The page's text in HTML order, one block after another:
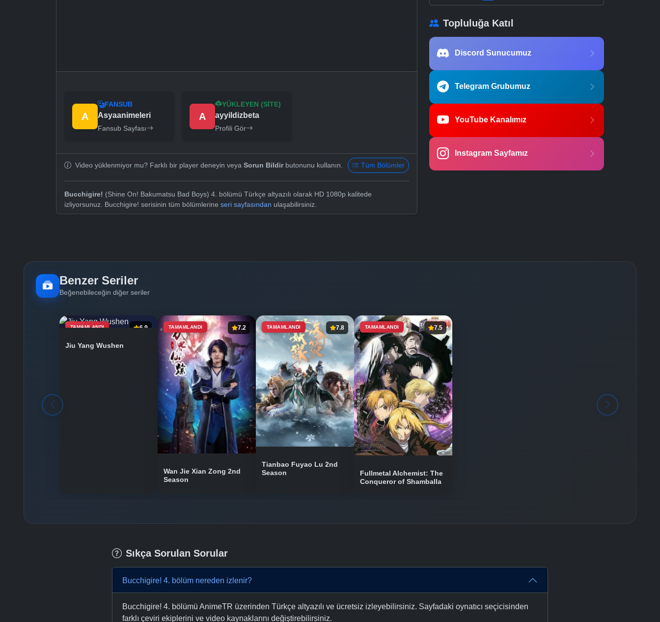
A
FANSUB
Asyaanimeleri
Fansub Sayfası
A
YÜKLEYEN (SITE)
ayyildizbeta
Profili Gör
Video yüklenmiyor mu? Farklı bir player deneyin veya Sorun Bildirbutonunu kullanın. Tüm Bölümler
Bucchigire! (Shine On! Bakumatsu Bad Boys) 4. bölümü Türkçe altyazılı olarak HD 1080p kalitede
izliyorsunuz. Bucchigire! serisinin tüm bölümlerine seri sayfasından ulaşabilirsiniz.
Topluluğa Katıl
Discord Sunucumuz
Telegram Grubumuz
YouTube Kanalımız
Instagram Sayfamız
Benzer Seriler
Beğenebileceğin diğer seriler
TAMAMLANDI 6.9
Jiu Yang Wushen
TAMAMLANDI 7.2
Wan Jie Xian Zong 2nd
Season
TAMAMLANDI 7.8
Tianbao Fuyao Lu 2nd
Season
TAMAMLANDI 7.5
Fullmetal Alchemist: The
Conqueror of Shamballa
Sıkça Sorulan Sorular
Bucchigire! 4. bölüm nereden izlenir?
Bucchigire! 4. bölümü AnimeTR üzerinden Türkçe altyazılı ve ücretsiz izleyebilirsiniz. Sayfadaki oynatıcı seçicisinden
farklı çeviri ekiplerini ve video kaynaklarını değiştirebilirsiniz.